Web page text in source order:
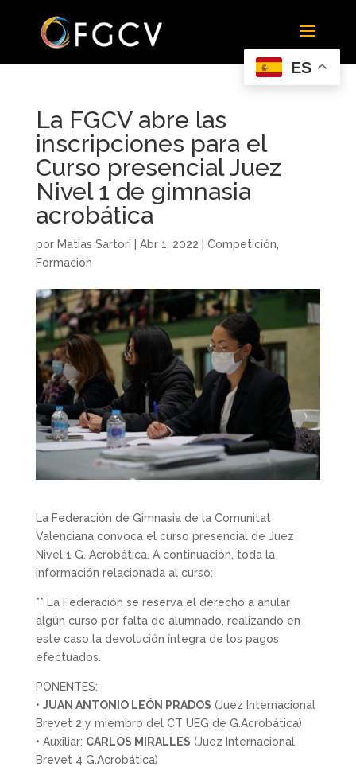
La FGCV abre las
inscripciones para el
Curso presencial Juez
Nivel 1 de gimnasia
acrobática
por Matias Sartori Abr 1, 2022 Competición
Formación
La Federación de Gimnasia de la Comunitat
Valenciana convoca el curso presencial de Juez
Nivel 1 G. Acrobática. A continuación, toda la
información relacionada al curso:
** La Federación se reserva el derecho a anular
algún curso por falta de alumnado, realizando en
este caso la devolución íntegra de los pagos
efectuados.
PONENTES:
• JUAN ANTONIO LEÓN PRADOS (Juez Internacional
Brevet 2 y miembro del CT UEG de G.Acrobática)
• Auxiliar: CARLOS MIRALLES (Juez Internacional
Brevet 4 G.Acrobática)
ES